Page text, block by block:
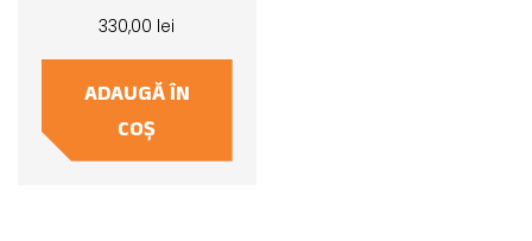
330,00 lei
ADAUGĂ ÎN
COȘ